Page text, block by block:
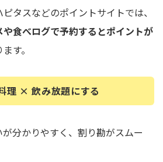
タスなどのポイントサイトでは、
食べログで予約するとポイントが
す。
× 飲み放題にする
分かりやすく、割り勘がスムー